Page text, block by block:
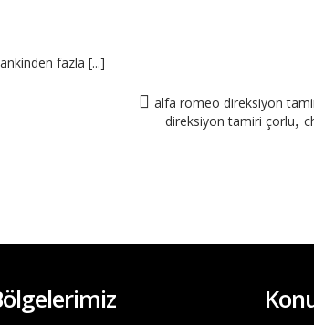
fazla [...]
alfa romeo direksiyon
direksiyon tamiri çorlu,